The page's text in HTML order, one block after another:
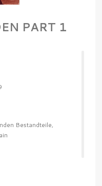
PART 1
Bestandteile,